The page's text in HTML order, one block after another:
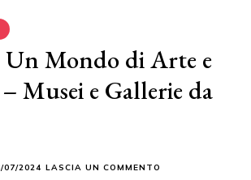
Mondo di Arte e
Musei e Gallerie da
07/2024 LASCIA UN COMMENTO